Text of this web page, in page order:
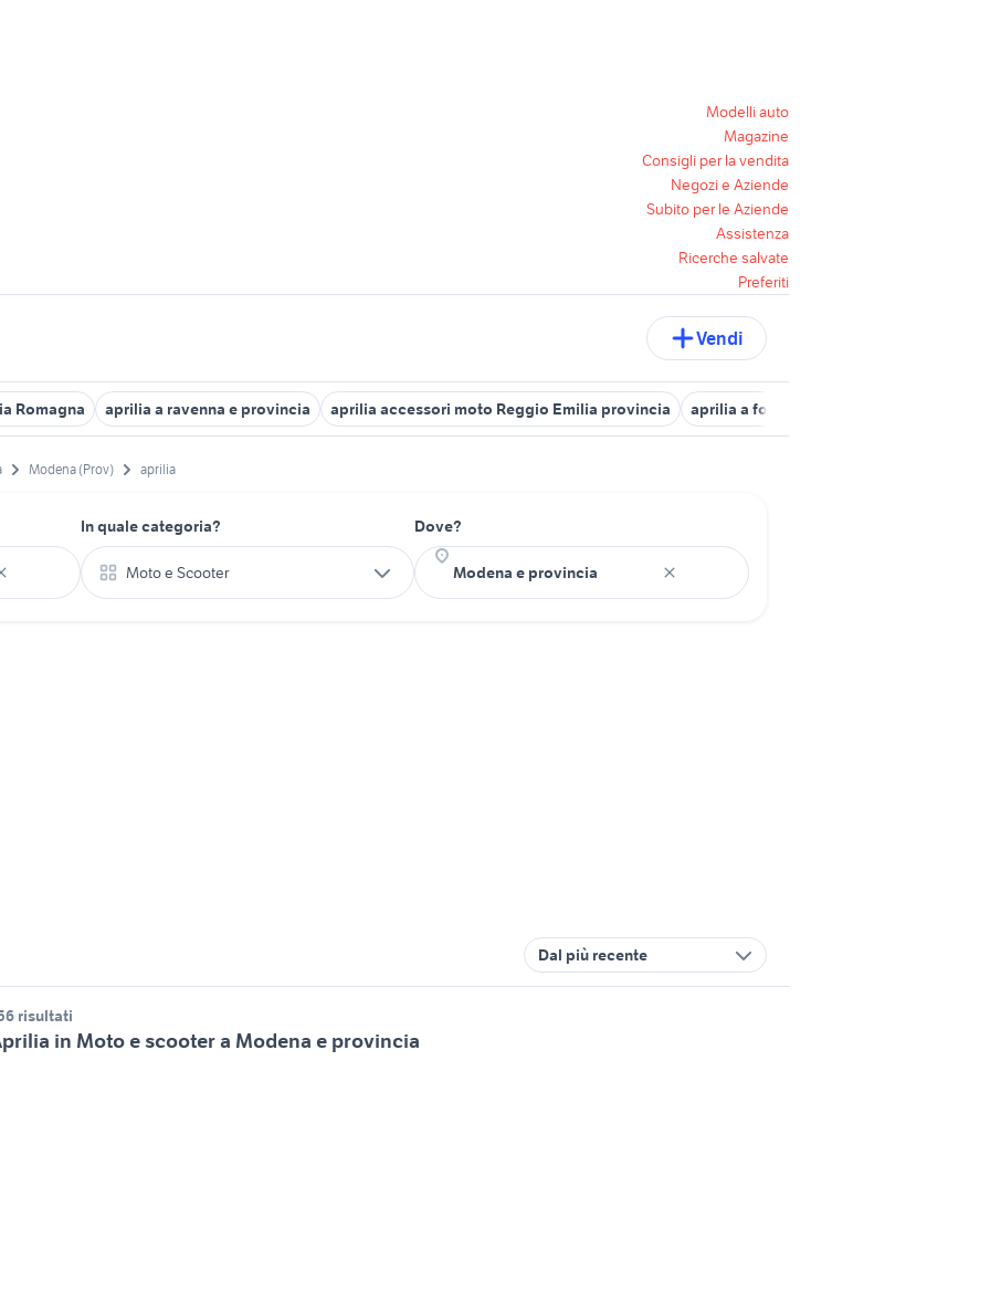
Modelli auto
Magazine
Consigli per la vendita
Negozi e Aziende
Subito per le Aziende
Assistenza
Ricerche salvate
Preferiti
Vendi
Romagna aprilia a ravenna e provincia aprilia accessori moto Reggio Emilia provincia aprilia a forlÃƒÂ¬-cesena e provincia
Modena (Prov) aprilia
In quale categoria?
Moto e Scooter
Dove?
Dal più recente
risultati
in Moto e scooter a Modena e provincia